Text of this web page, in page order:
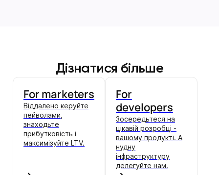
Дізнатися більше
For marketers
Віддалено керуйте
пейволами,
знаходьте
прибутковість і
максимізуйте LTV.
For
developers
Зосередьтеся на
цікавій розробці -
вашому продукті. А
нудну
інфраструктуру
делегуйте нам.